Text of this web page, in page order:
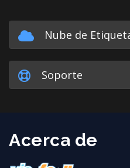
Nube de
Soporte
Acerca de